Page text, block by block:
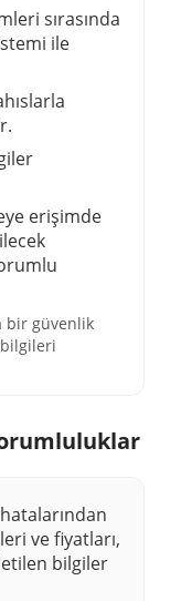
sırasında
ile
erişimde
bir güvenlik
ve fiyatları,
bilgiler